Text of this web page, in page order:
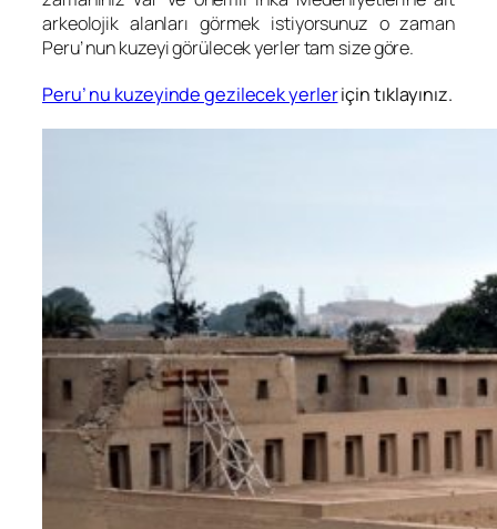
arkeolojik alanları görmek istiyorsunuz o zaman
Peru’ nun kuzeyi görülecek yerler tam size göre.
Peru’ nu kuzeyinde gezilecek yerleriçin tıklayınız.